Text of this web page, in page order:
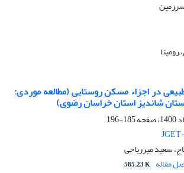
در اجزاء مسکن روستایی (مطالعه موردی:
شاندیز استان خراسان رضوی)
185-196
سعید میرریاحی
مقاله 585.23 K